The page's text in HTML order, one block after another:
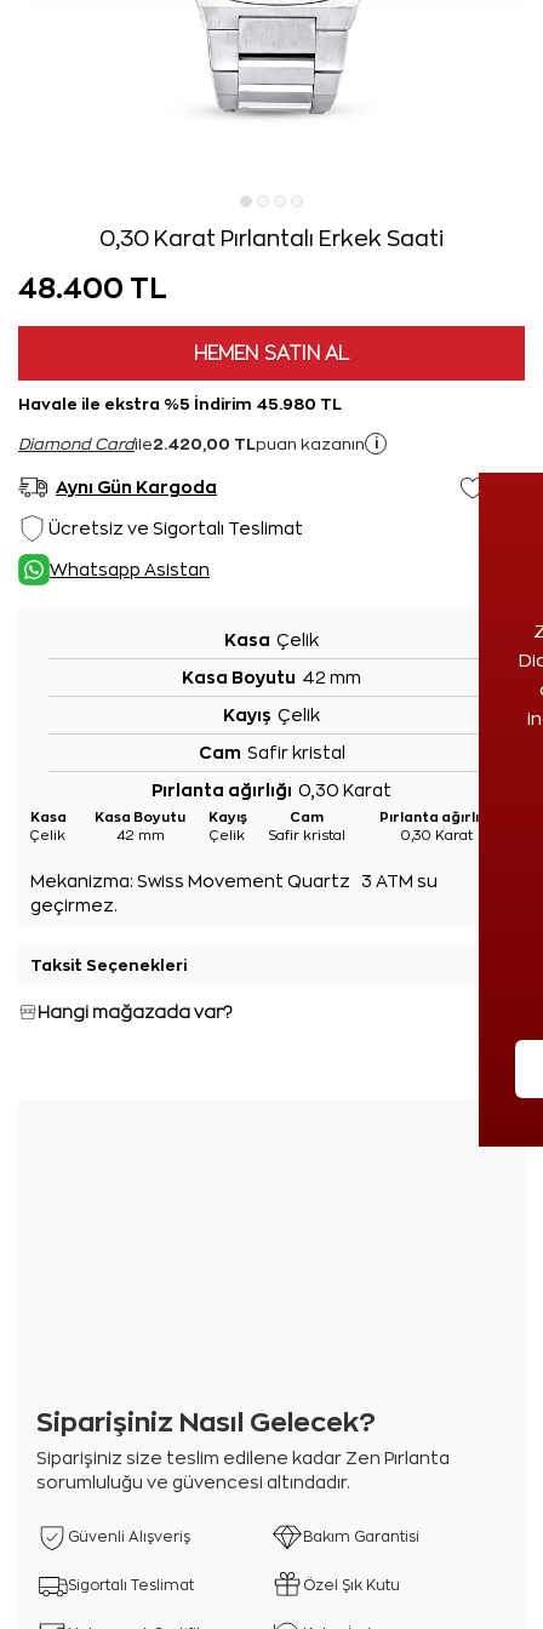
0,30 Karat Pırlantalı Erkek Saati
48.400 TL
HEMEN SATIN AL
Havale ile ekstra %5 İndirim 45.980 TL
Diamond Cardile2.420,00 TL puan kazanın i
Aynı Gün Kargoda
Ücretsiz ve Sigortalı Teslimat
Whatsapp Asistan
Kasa Çelik
Kasa Boyutu 42 mm
Kayış Çelik
Cam Safir kristal
Pırlanta ağırlığı 0,30 Karat
Kasa Kasa Boyutu Kayış Cam Pırlanta ağırlığı
Çelik 42 mm Çelik Safir kristal 0,30 Karat
Mekanizma: Swiss Movement Quartz 3 ATM su
geçirmez.
Taksit Seçenekleri
Hangi mağazada var?
Siparişiniz Nasıl Gelecek?
Siparişiniz size teslim edilene kadar Zen Pırlanta
sorumluluğu ve güvencesi altındadır.
Güvenli Alışveriş Bakım Garantisi
Sigortalı Teslimat Özel Şık Kutu